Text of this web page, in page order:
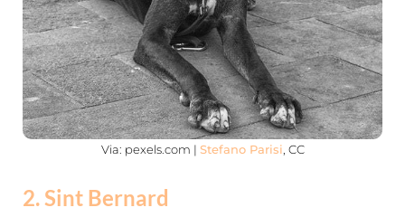
Via: pexels.com | Stefano Parisi, CC
2. Sint Bernard